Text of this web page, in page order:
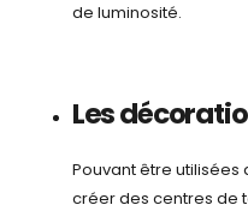
de luminosité.
Les
Pouvant être
créer des centres de